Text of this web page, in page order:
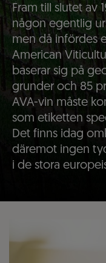
Fram till slutet av
någon egentlig
men då infördes
American
baserar sig på
grunder och 85
AVA-vin måste
som etiketten
Det finns idag
däremot ingen
i de stora